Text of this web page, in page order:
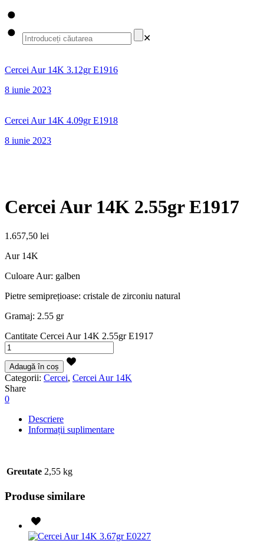
✕
Cercei Aur 14K 3.12gr E1916
8 iunie 2023
Cercei Aur 14K 4.09gr E1918
8 iunie 2023
Cercei Aur 14K 2.55gr E1917
1.657,50 lei
Aur 14K
Culoare Aur: galben
Pietre semiprețioase: cristale de zirconiu natural
Gramaj: 2.55 gr
Cantitate Cercei Aur 14K 2.55gr E1917
Adaugă în coș
Categorii: Cercei, Cercei Aur 14K
Share
0
Descriere
Informații suplimentare
Greutate 2,55 kg
Produse similare